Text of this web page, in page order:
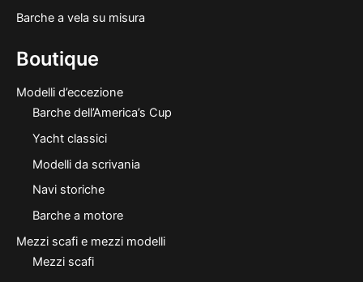
Barche a vela su misura
Boutique
Modelli d’eccezione
Barche dell’America’s Cup
Yacht classici
Modelli da scrivania
Navi storiche
Barche a motore
Mezzi scafi e mezzi modelli
Mezzi scafi